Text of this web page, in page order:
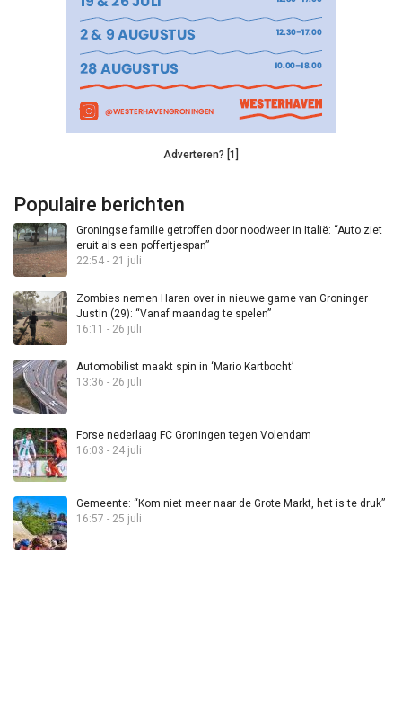
Adverteren? [1]
Populaire berichten
Groningse familie getroffen door noodweer in Italië: “Auto ziet
eruit als een poffertjespan”
22:54 - 21 juli
Zombies nemen Haren over in nieuwe game van Groninger
Justin (29): “Vanaf maandag te spelen”
16:11 - 26 juli
Automobilist maakt spin in ‘Mario Kartbocht’
13:36 - 26 juli
Forse nederlaag FC Groningen tegen Volendam
16:03 - 24 juli
Gemeente: “Kom niet meer naar de Grote Markt, het is te druk”
16:57 - 25 juli